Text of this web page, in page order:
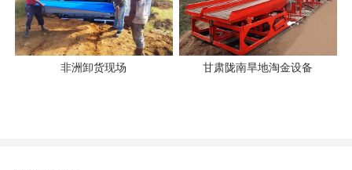
非洲卸货现场 甘肃陇南旱地淘金设备